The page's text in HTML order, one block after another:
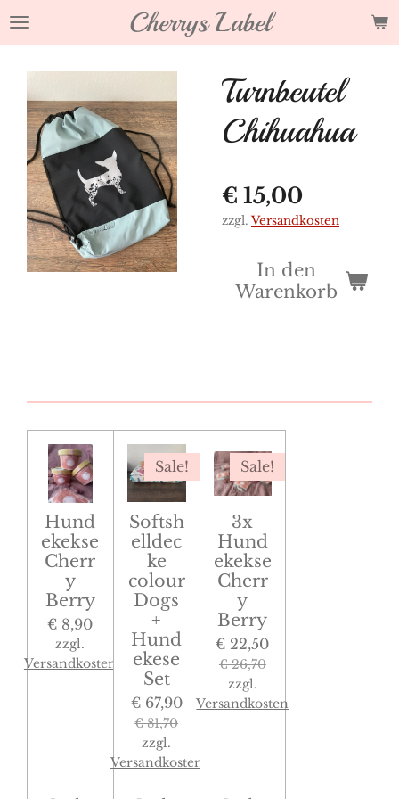
Zum
Cherrys Label
Turnbeutel
Chihuahua
€ 15,00
zzgl. Versandkosten
In den
Warenkorb
Hund
ekekse
Cherr
y
Berry
€ 8,90
zzgl.
Versandkosten
Sale!
Softsh
elldec
ke
colour
Dogs
+
Hund
ekese
Set
€ 67,90
€ 81,70
zzgl.
Versandkosten
Sale!
3x
Hund
ekekse
Cherr
y
Berry
€ 22,50
€ 26,70
zzgl.
Versandkosten